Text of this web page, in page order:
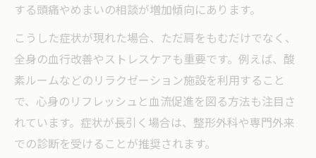
する頭痛やめまいの相談が増加傾向にあります。
こうした症状が現れた場合、ただ肩をもむだけでなく、
全身の血行改善やストレスケアも重要です。例えば、酸
素ルームなどのリラクゼーション施設を利用すること
で、心身のリフレッシュと血流促進を図る方法も注目さ
れています。症状が長引く場合は、整形外科や専門外来
での診断を受けることが推奨されます。